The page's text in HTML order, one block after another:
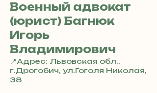
Военный адвокат
(юрист) Багнюк
Игорь
Владимирович
📍Адрес: Львовская обл.,
г.Дрогобич, ул.Гоголя Николая,
38